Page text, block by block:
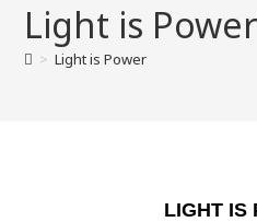
Light is Power
> Light is Power
LIGHT IS